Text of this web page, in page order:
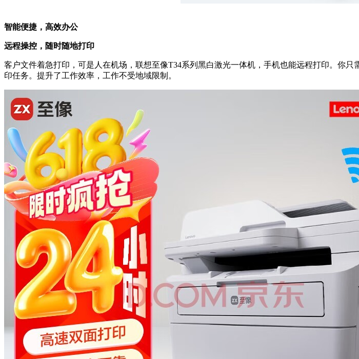
智能便捷，高效办公
远程操控，随时随地打印
客户文件着急打印，可是人在机场，联想至像T34系列黑白激光一体机，手机也能远程打印。你只
印任务。提升了工作效率，工作不受地域限制。